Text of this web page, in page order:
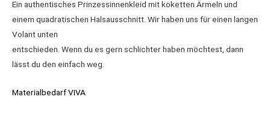
Ein authentisches Prinzessinnenkleid mit koketten Ärmeln und
einem quadratischen Halsausschnitt. Wir haben uns für einen langen
Volant unten
entschieden. Wenn du es gern schlichter haben möchtest, dann
lässt du den einfach weg.
Materialbedarf VIVA